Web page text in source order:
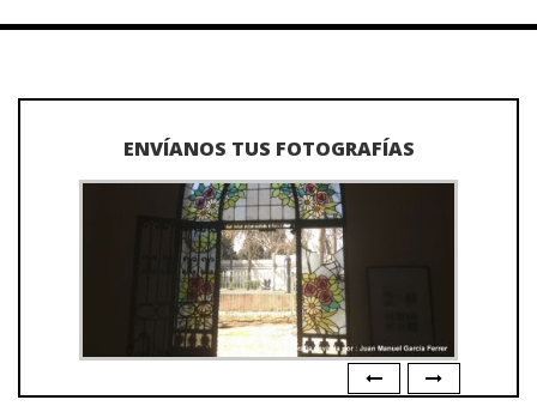
ENVÍANOS TUS FOTOGRAFÍAS